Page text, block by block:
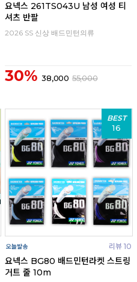
요넥스 261TS043U 남성 여성 티
셔츠 반팔
2026 SS 신상 배드민턴의류
30% 38,000 55,000
BEST
16
리뷰 10
요넥스 BG80 배드민턴라켓 스트링
거트 줄 10m